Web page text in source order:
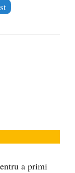
a primi